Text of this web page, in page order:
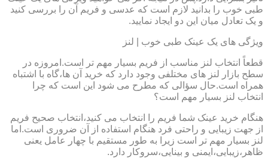
طبی خوب را بدانید لازم است که عدسی و فریم آن را بررسی کنید
و یک تعادل میان این دو ایجاد نمایید.
ویژگی های یک عینک طبی خوب | لنز
قطعاً انتخاب لنز مناسب از فریم بسیار مهم تر است.امروزه در
سطح بازار لنز های مختلفی وجود دارد که خرید آن ها،گاه با اشتباه
همراه است.حال سؤالی که مطرح می شود این است که چرا
انتخاب لنز بسیار مهم است؟
هنگام خرید عینک شما فریم را انتخاب می کنید،انتخاب صحیح فریم
از جهت زیبایی و راحتی فرد هنگام استفاده از آن ضروری است.اما
لنز بسیار مهم تر است زیرا به طور مستقیم با چهار عامل یعنی
ظاهر،زیبایی،ایمنی و بینایی،سروکار دارد.